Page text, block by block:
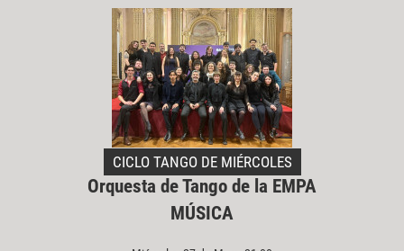
CICLO TANGO DE MIÉRCOLES
Orquesta de Tango de la EMPA
MÚSICA